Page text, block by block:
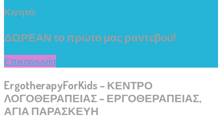
Κινητό:
ΔΩΡΕΑΝ το πρώτο μας ραντεβού!
Επικοινωνία
ErgotherapyForKids – ΚΕΝΤΡΟ
ΛΟΓΟΘΕΡΑΠΕΙΑΣ – ΕΡΓΟΘΕΡΑΠΕΙΑΣ,
ΑΓΙΑ ΠΑΡΑΣΚΕΥΗ